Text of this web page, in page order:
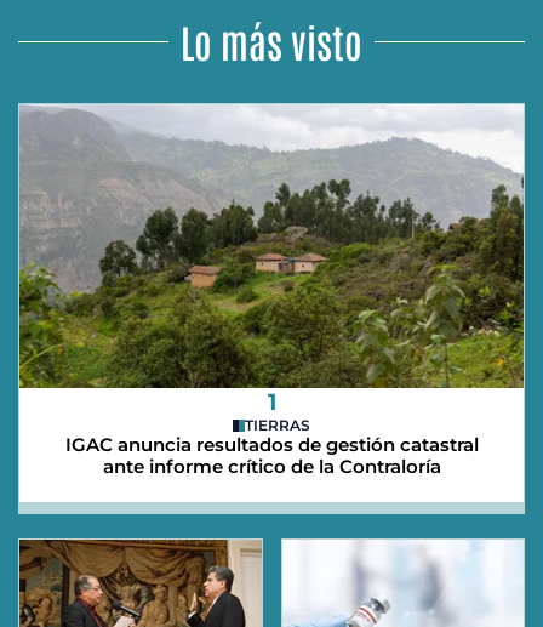
Lo más visto
1
TIERRAS
IGAC anuncia resultados de gestión catastral
ante informe crítico de la Contraloría